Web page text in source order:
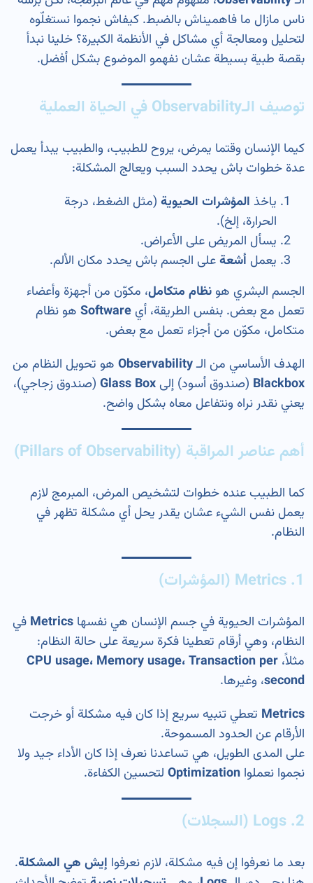
ناس مازال ما فاهميناش بالضبط. كيفاش نجموا نستغلّوه
لتحليل ومعالجة أي مشاكل في الأنظمة الكبيرة؟ خلينا نبدأ
بقصة طبية بسيطة عشان نفهمو الموضوع بشكل أفضل.
توصيف الـObservability في الحياة العملية
كيما الإنسان وقتما يمرض، يروح للطبيب، والطبيب يبدأ يعمل
عدة خطوات باش يحدد السبب ويعالج المشكلة:
ياخذ المؤشرات الحيوية (مثل الضغط، درجة
الحرارة، إلخ).
يسأل المريض على الأعراض.
يعمل أشعةعلى الجسم باش يحدد مكان الألم.
الجسم البشري هو نظام متكامل، مكوّن من أجهزة وأعضاء
تعمل مع بعض. بنفس الطريقة، أي Software هو نظام
متكامل، مكوّن من أجزاء تعمل مع بعض.
الهدف الأساسي من الـObservability هو تحويل النظام من
Blackbox (صندوق أسود) إلى Glass Box (صندوق زجاجي)،
يعني نقدر نراه ونتفاعل معاه بشكل واضح.
أهم عناصر المراقبة (Pillars of Observability)
كما الطبيب عنده خطوات لتشخيص المرض، المبرمج لازم
يعمل نفس الشيء عشان يقدر يحل أي مشكلة تظهر في
النظام.
1. Metrics (المؤشرات)
المؤشرات الحيوية في جسم الإنسان هي نفسها Metrics في
النظام، وهي أرقام تعطينا فكرة سريعة على حالة النظام:
مثلاً، CPU usage، Memory usage، Transaction per
second، وغيرها.
Metrics تعطي تنبيه سريع إذا كان فيه مشكلة أو خرجت
الأرقام عن الحدود المسموحة.
على المدى الطويل، هي تساعدنا نعرف إذا كان الأداء جيد ولا
نجموا نعملوا Optimization لتحسين الكفاءة.
2. Logs (السجلات)
بعد ما نعرفوا إن فيه مشكلة، لازم نعرفوا إيش هي المشكلة.